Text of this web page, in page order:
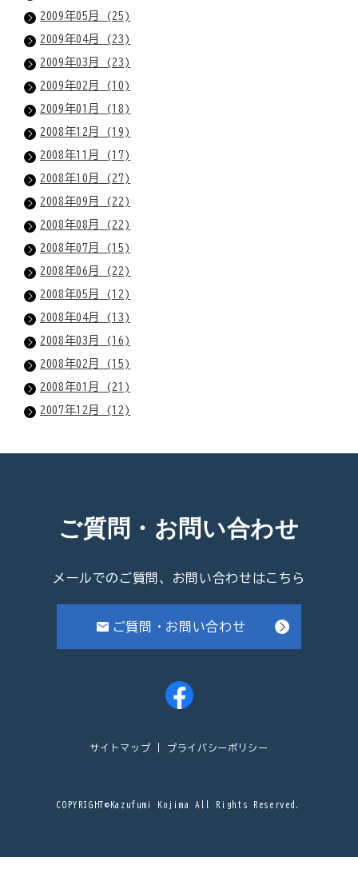
2009年05月 (25)
2009年04月 (23)
2009年03月 (23)
2009年02月 (10)
2009年01月 (18)
2008年12月 (19)
2008年11月 (17)
2008年10月 (27)
2008年09月 (22)
2008年08月 (22)
2008年07月 (15)
2008年06月 (22)
2008年05月 (12)
2008年04月 (13)
2008年03月 (16)
2008年02月 (15)
2008年01月 (21)
2007年12月 (12)
ご質問・お問い合わせ
メールでのご質問、お問い合わせはこちら
ご質問・お問い合わせ
サイトマップ プライバシーポリシー
COPYRIGHT©Kazufumi Kojima All Rights Reserved.